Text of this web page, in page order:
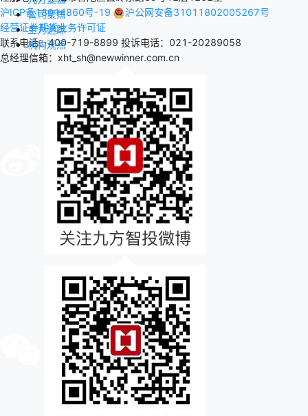
公司聚焦
主力追踪
机构观点
沪ICP备18014860号-19
沪公网安备31011802005267号
经营证券期货业务许可证
联系电话：400-719-8899 投诉电话：021-20289058
总经理信箱：xht_sh@newwinner.com.cn